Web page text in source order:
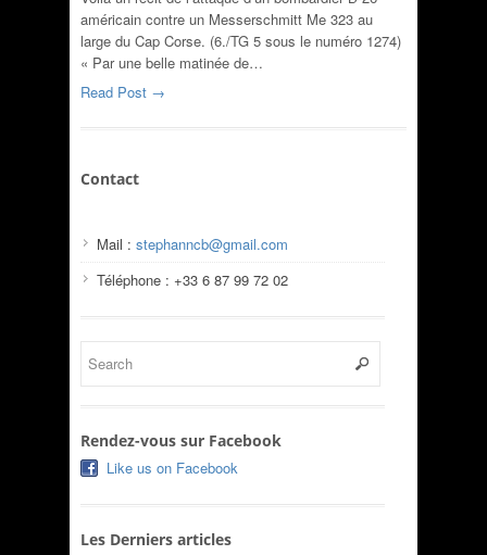
américain contre un Messerschmitt Me 323 au
large du Cap Corse. (6./TG 5 sous le numéro 1274)
« Par une belle matinée de…
Read Post →
Contact
Mail : stephanncb@gmail.com
Téléphone : +33 6 87 99 72 02
Rendez-vous sur Facebook
Like us on Facebook
Les Derniers articles